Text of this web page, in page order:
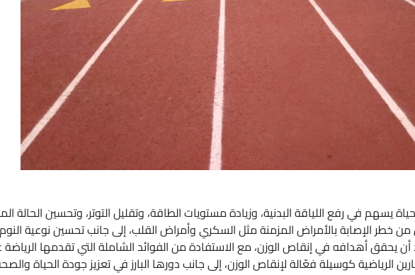
في رفع اللياقة البدنية، وزيادة مستويات الطاقة، وتقليل التوتر، وتحسين الحالة
أن يحقق أهدافه في إنقاص الوزن، مع الاستفادة من الفوائد الشاملة التي تقدمها